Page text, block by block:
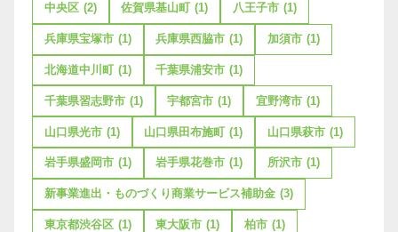
中央区 (2) 佐賀県基山町 (1) 八王子市 (1)
兵庫県宝塚市 (1) 兵庫県西脇市 (1) 加須市 (1)
北海道中川町 (1) 千葉県浦安市 (1)
千葉県習志野市 (1) 宇都宮市 (1) 宜野湾市 (1)
山口県光市 (1) 山口県田布施町 (1) 山口県萩市 (1)
岩手県盛岡市 (1) 岩手県花巻市 (1) 所沢市 (1)
新事業進出・ものづくり商業サービス補助金 (3)
東京都渋谷区 (1) 東大阪市 (1) 柏市 (1)